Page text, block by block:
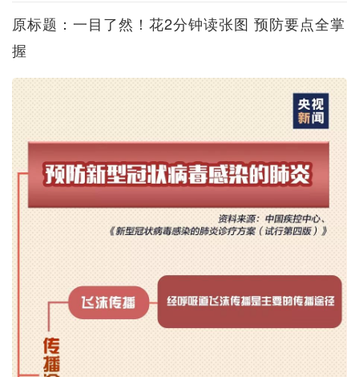
原标题：一目了然！花2分钟读张图 预防要点全掌
握